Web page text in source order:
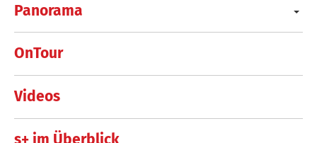
Panorama
OnTour
Videos